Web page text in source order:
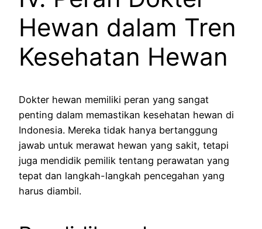
Hewan dalam Tren
Kesehatan Hewan
Dokter hewan memiliki peran yang sangat
penting dalam memastikan kesehatan hewan di
Indonesia. Mereka tidak hanya bertanggung
jawab untuk merawat hewan yang sakit, tetapi
juga mendidik pemilik tentang perawatan yang
tepat dan langkah-langkah pencegahan yang
harus diambil.